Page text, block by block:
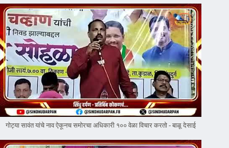
गोट्या सावंत यांचे नाव ऐकूनच समोरचा अधिकारी १०० वेळा विचार करतो - बाळू देसाई